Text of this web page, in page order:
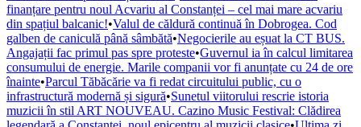
finanțare pentru noul Acvariu al Constanței – cel mai mare acvariu
din spațiul balcanic!•Valul de căldură continuă în Dobrogea. Cod
galben de caniculă până sâmbătă•Negocierile au eșuat la CT BUS.
Angajații fac primul pas spre proteste•Guvernul ia în calcul limitarea
consumului de energie. Marile companii vor fi anunțate cu 24 de ore
înainte•Parcul Tăbăcărie va fi redat circuitului public, cu o
infrastructură modernă și sigură•Sunetul viitorului rescrie istoria
muzicii în stil ART NOUVEAU. Cazino Music Festival: Clădirea